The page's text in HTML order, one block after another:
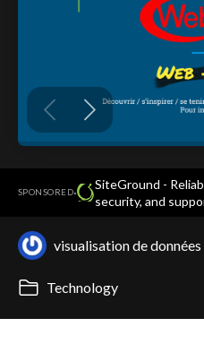
SPONSORED·
SiteGround -
security, and
visualisation de données
Technology